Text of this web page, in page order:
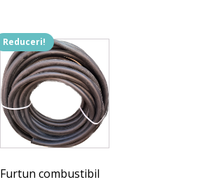
Reduceri!
Furtun combustibil